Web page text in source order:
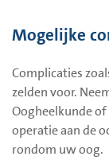
een plastic zakje,
washandje en
operatie en de
geen zwelling of
Blijft de wond
schone,
dicht.
Mogelijke
Complicaties
zelden voor.
Oogheelkunde of
operatie aan de
rondom uw oog.